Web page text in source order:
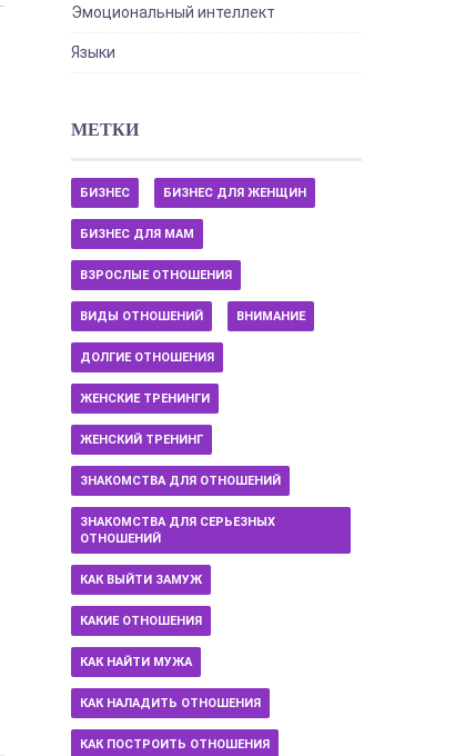
Эмоциональный интеллект
Языки
МЕТКИ
БИЗНЕС БИЗНЕС ДЛЯ ЖЕНЩИН
БИЗНЕС ДЛЯ МАМ
ВЗРОСЛЫЕ ОТНОШЕНИЯ
ВИДЫ ОТНОШЕНИЙ ВНИМАНИЕ
ДОЛГИЕ ОТНОШЕНИЯ
ЖЕНСКИЕ ТРЕНИНГИ
ЖЕНСКИЙ ТРЕНИНГ
ЗНАКОМСТВА ДЛЯ ОТНОШЕНИЙ
ЗНАКОМСТВА ДЛЯ СЕРЬЕЗНЫХ
ОТНОШЕНИЙ
КАК ВЫЙТИ ЗАМУЖ
КАКИЕ ОТНОШЕНИЯ
КАК НАЙТИ МУЖА
КАК НАЛАДИТЬ ОТНОШЕНИЯ
КАК ПОСТРОИТЬ ОТНОШЕНИЯ